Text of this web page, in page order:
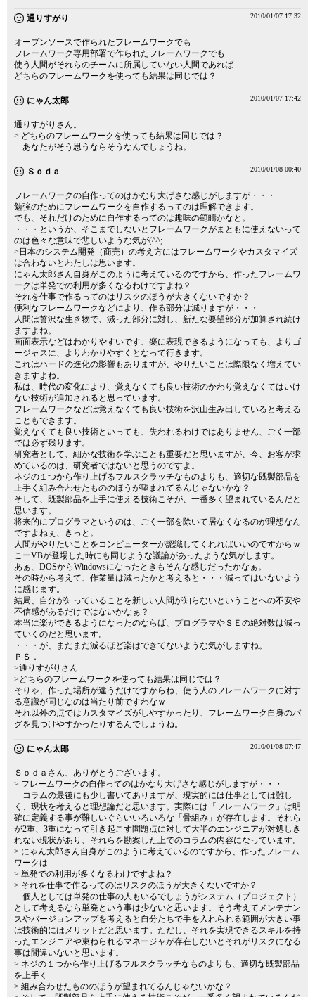
通りすがり 2010/01/07 17:32
オープンソースで作られたフレームワークでも
フレームワーク専用部署で作られたフレームワークでも
使う人間がそれらのチームに所属していない人間であれば
どちらのフレームワークを使っても結果は同じでは？
にゃん太郎 2010/01/07 17:42
通りすがりさん。
> どちらのフレームワークを使っても結果は同じでは？
あなたがそう思うならそうなんでしょうね。
Ｓｏｄａ 2010/01/08 00:40
フレームワークの自作ってのはかなり大げさな感じがしますが・・・
勉強のためにフレームワークを自作するってのは理解できます。
でも、それだけのために自作するってのは趣味の範疇かなと。
・・・というか、そこまでしないとフレームワークがまともに使えないって
のは色々な意味で悲しいような気が(^^;
>日本のシステム開発（商売）の考え方にはフレームワークやカスタマイズ
は合わないとわたしは思います。
にゃん太郎さん自身がこのように考えているのですから、作ったフレームワ
ークは単発での利用が多くなるわけですよね？
それを仕事で作るってのはリスクのほうが大きくないですか？
便利なフレームワークなどにより、作る部分は減りますが・・・
人間は贅沢な生き物で、減った部分に対し、新たな要望部分が加算され続け
ますよね。
画面表示などはわかりやすいです、楽に表現できるようになっても、よりゴ
ージャスに、よりわかりやすくとなって行きます。
これはハードの進化の影響もありますが、やりたいことは際限なく増えてい
きますよね。
私は、時代の変化により、覚えなくても良い技術のかわり覚えなくてはいけ
ない技術が追加されると思っています。
フレームワークなどは覚えなくても良い技術を沢山生み出していると考える
こともできます。
覚えなくても良い技術といっても、失われるわけではありません、ごく一部
では必ず残ります。
研究者として、細かな技術を学ぶことも重要だと思いますが、今、お客が求
めているのは、研究者ではないと思うのですよ。
ネジの１つから作り上げるフルスクラッチなものよりも、適切な既製部品を
上手く組み合わせたもののほうが望まれてるんじゃないかな？
そして、既製部品を上手に使える技術こそが、一番多く望まれているんだと
思います。
将来的にプログラマというのは、ごく一部を除いて居なくなるのが理想なん
ですよねぇ、きっと。
人間がやりたいことをコンピューターが認識してくれればいいのですからｗ
こーVBが登場した時にも同じような議論があったような気がします。
あぁ、DOSからWindowsになったときもそんな感じだったかなぁ。
その時から考えて、作業量は減ったかと考えると・・・減ってはいないよう
に感じます。
結局、自分が知っていることを新しい人間が知らないということへの不安や
不信感があるだけではないかなぁ？
本当に楽ができるようになったのならば、プログラマやＳＥの絶対数は減っ
ていくのだと思います。
・・・が、まだまだ減るほど楽はできてないような気がしますね。
ＰＳ．
>通りすがりさん
>どちらのフレームワークを使っても結果は同じでは？
そりゃ、作った場所が違うだけですからね、使う人のフレームワークに対す
る意識が同じなのは当たり前ですわなｗ
それ以外の点ではカスタマイズがしやすかったり、フレームワーク自身のバ
グを見つけやすかったりするんでしょうね。
にゃん太郎 2010/01/08 07:47
Ｓｏｄａさん、ありがとうございます。
> フレームワークの自作ってのはかなり大げさな感じがしますが・・・
コラムの最後にも少し書いてありますが、現実的には仕事としては難し
く、現状を考えると理想論だと思います。実際には「フレームワーク」は明
確に定義する事が難しいぐらいいろいろな「骨組み」が存在します。それら
が2重、3重になって引き起こす問題点に対して大半のエンジニアが対処しき
れない現状があり、それらを勘案した上でのコラムの内容になっています。
> にゃん太郎さん自身がこのように考えているのですから、作ったフレーム
ワークは
> 単発での利用が多くなるわけですよね？
> それを仕事で作るってのはリスクのほうが大きくないですか？
個人としては単発の仕事の人もいるでしょうがシステム（プロジェクト）
として考えるなら単発という事は少ないと思います。そう考えてメンテナン
スやバージョンアップを考えると自分たちで手を入れられる範囲が大きい事
は技術的にはメリットだと思います。ただし、それを実現できるスキルを持
ったエンジニアや束ねられるマネージャが存在しないとそれがリスクになる
事は間違いないと思います。
> ネジの１つから作り上げるフルスクラッチなものよりも、適切な既製部品
を上手く
> 組み合わせたもののほうが望まれてるんじゃないかな？